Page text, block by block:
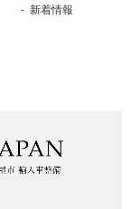
新着情報